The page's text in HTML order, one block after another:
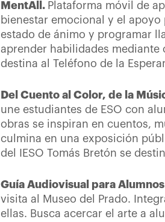
MentAll. Plataforma móvil de
bienestar emocional y el
estado de ánimo y programar
aprender habilidades mediante
destina al Teléfono de la
Del Cuento al Color, de la
une estudiantes de ESO con
obras se inspiran en cuentos,
culmina en una exposición
del IESO Tomás Bretón se
Guía Audiovisual para
visita al Museo del Prado.
ellas. Busca acercar el arte a